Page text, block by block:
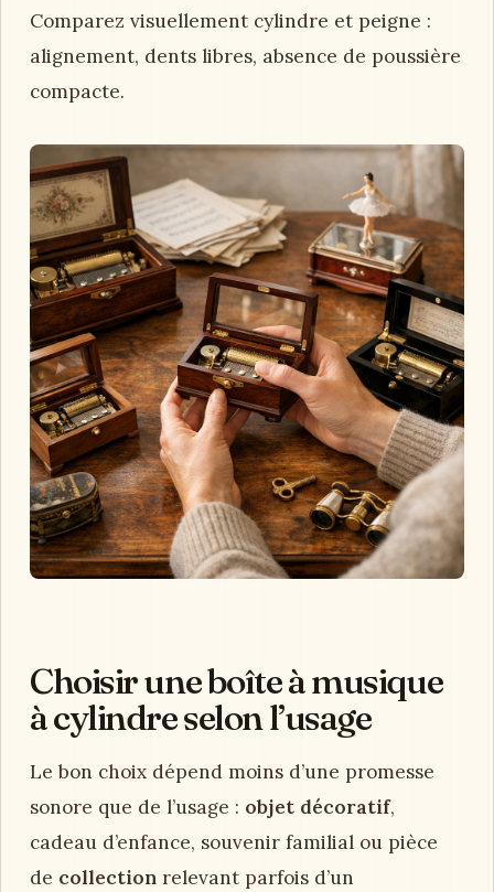
Comparez visuellement cylindre et peigne :
alignement, dents libres, absence de poussière
compacte.
Choisir une boîte à musique
à cylindre selon l’usage
Le bon choix dépend moins d’une promesse
sonore que de l’usage : objet décoratif,
cadeau d’enfance, souvenir familial ou pièce
de collection relevant parfois d’un